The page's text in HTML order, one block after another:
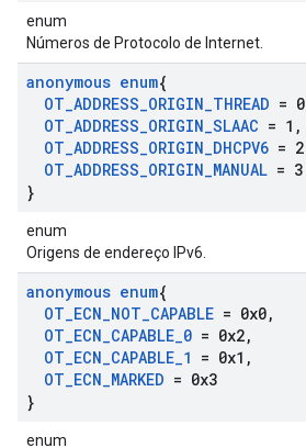
enum
Números de Protocolo de Internet.
anonymous enum{
OT_ADDRESS_ORIGIN_THREAD = 0
OT_ADDRESS_ORIGIN_SLAAC = 1 ,
OT_ADDRESS_ORIGIN_DHCPV6 = 2
OT_ADDRESS_ORIGIN_MANUAL = 3
}
enum
Origens de endereço IPv6.
anonymous enum{
OT_ECN_NOT_CAPABLE = 0x0,
OT_ECN_CAPABLE_0 = 0x2,
OT_ECN_CAPABLE_1 = 0x1 ,
OT_ECN_MARKED = 0x3
}
enum